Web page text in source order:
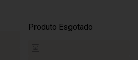
Produto Esgotado